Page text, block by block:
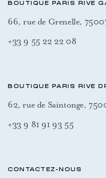
BOUTIQUE PARIS RIVE
66, rue de Grenelle,
+33 9 55 22 22 08
BOUTIQUE PARIS RIVE
62, rue de Saintonge,
+33 9 81 91 93 55
CONTACTEZ-NOUS